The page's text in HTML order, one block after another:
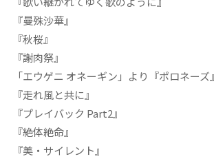
『曼殊沙華』
『秋桜』
『謝肉祭』
「エウゲニ オネーギン」より『ポロネーズ』
『走れ風と共に』
『プレイバック Part2』
『絶体絶命』
『美・サイレント』